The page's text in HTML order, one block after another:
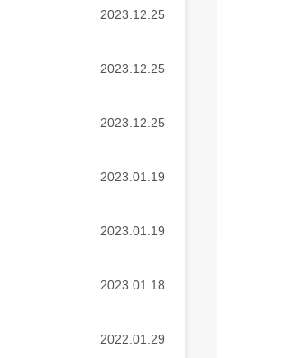
2023.12.25
2023.12.25
2023.12.25
2023.01.19
2023.01.19
2023.01.18
2022.01.29